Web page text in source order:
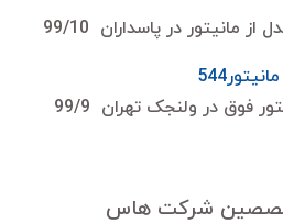
در پاسداران 99/10
فوق در ولنجک تهران 99/9
شرکت هاس